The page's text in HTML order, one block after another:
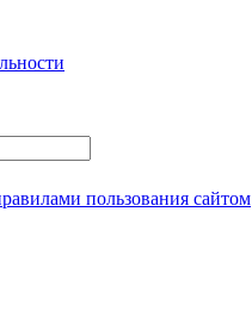
пользования сайтом